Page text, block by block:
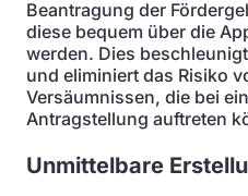
Beantragung der
diese bequem über die
werden. Dies
und eliminiert das Risiko
Versäumnissen, die bei
Antragstellung auftreten
Unmittelbare